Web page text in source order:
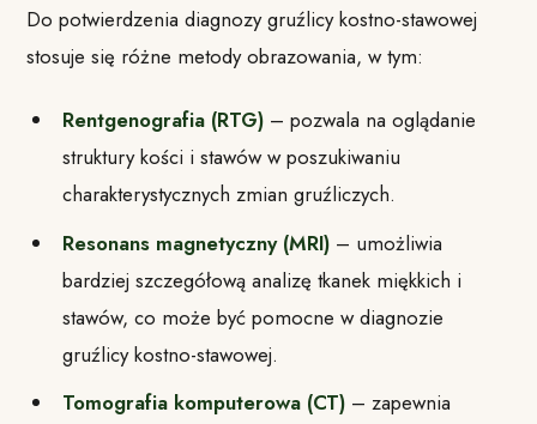
Do potwierdzenia diagnozy gruźlicy kostno-stawowej
stosuje się różne metody obrazowania, w tym:
Rentgenografia (RTG)– pozwala na oglądanie
struktury kości i stawów w poszukiwaniu
charakterystycznych zmian gruźliczych.
Resonans magnetyczny (MRI)– umożliwia
bardziej szczegółową analizę tkanek miękkich i
stawów, co może być pomocne w diagnozie
gruźlicy kostno-stawowej.
Tomografia komputerowa (CT)– zapewnia